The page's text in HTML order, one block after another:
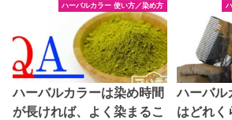
ハーバルカラー 使い方／染め方
ハーバルカラーは染め時間
が長ければ、よく染まるこ
ハーバル
はどれく